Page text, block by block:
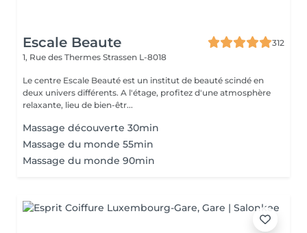
Escale Beaute
312
1, Rue des Thermes Strassen L-8018
Le centre Escale Beauté est un institut de beauté scindé en
deux univers différents. A l'étage, profitez d'une atmosphère
relaxante, lieu de bien-êtr...
Massage découverte 30min
Massage du monde 55min
Massage du monde 90min